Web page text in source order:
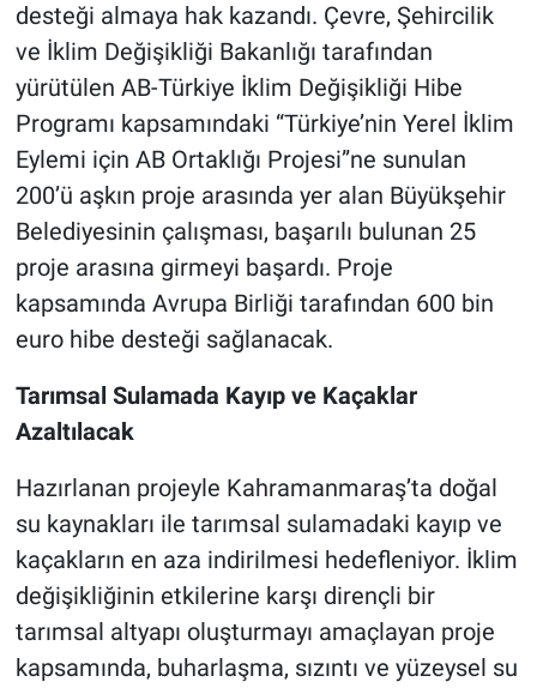
desteği almaya hak kazandı. Çevre, Şehircilik
ve İklim Değişikliği Bakanlığı tarafından
yürütülen AB-Türkiye İklim Değişikliği Hibe
Programı kapsamındaki “Türkiye’nin Yerel İklim
Eylemi için AB Ortaklığı Projesi”ne sunulan
200’ü aşkın proje arasında yer alan Büyükşehir
Belediyesinin çalışması, başarılı bulunan 25
proje arasına girmeyi başardı. Proje
kapsamında Avrupa Birliği tarafından 600 bin
euro hibe desteği sağlanacak.
Tarımsal Sulamada Kayıp ve Kaçaklar
Azaltılacak
Hazırlanan projeyle Kahramanmaraş’ta doğal
su kaynakları ile tarımsal sulamadaki kayıp ve
kaçakların en aza indirilmesi hedefleniyor. İklim
değişikliğinin etkilerine karşı dirençli bir
tarımsal altyapı oluşturmayı amaçlayan proje
kapsamında, buharlaşma, sızıntı ve yüzeysel su